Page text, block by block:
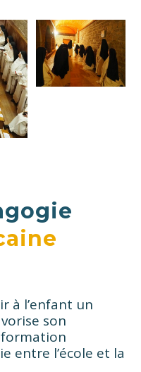
à l’enfant un
son
entre l’école et la